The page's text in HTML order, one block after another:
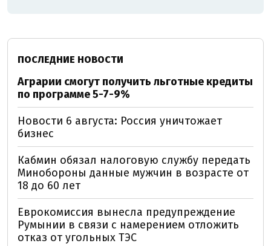
ПОСЛЕДНИЕ НОВОСТИ
Аграрии смогут получить льготные кредиты
по программе 5-7-9%
Новости 6 августа: Россия уничтожает
бизнес
Кабмин обязал налоговую службу передать
Минобороны данные мужчин в возрасте от
18 до 60 лет
Еврокомиссия вынесла предупреждение
Румынии в связи с намерением отложить
отказ от угольных ТЭС